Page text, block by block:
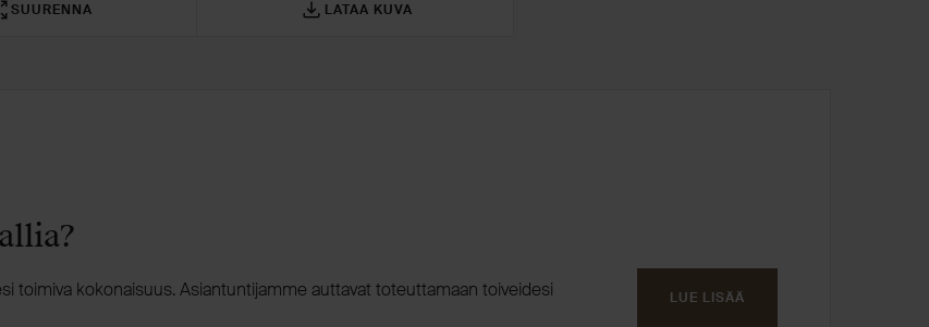
SUURENNA LATAA KUVA
toimiva kokonaisuus. Asiantuntijamme auttavat toteuttamaan toiveidesi
LUE LISÄÄ